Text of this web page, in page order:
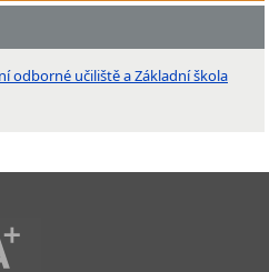
odborné učiliště a Základní škola